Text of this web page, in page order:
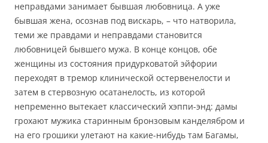
неправдами занимает бывшая любовница. А уже
бывшая жена, осознав под вискарь, – что натворила,
теми же правдами и неправдами становится
любовницей бывшего мужа. В конце концов, обе
женщины из состояния придурковатой эйфории
переходят в тремор клинической остервенелости и
затем в стервозную осатанелость, из которой
непременно вытекает классический хэппи-энд: дамы
грохают мужика старинным бронзовым канделябром и
на его грошики улетают на какие-нибудь там Багамы,